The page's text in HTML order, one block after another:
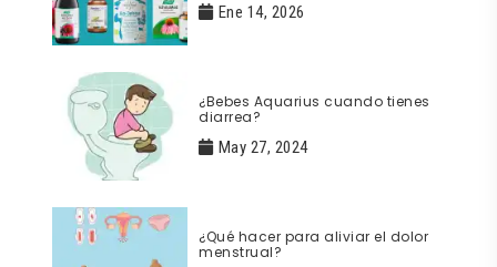
Ene 14, 2026
¿Bebes Aquarius cuando tienes
diarrea?
May 27, 2024
¿Qué hacer para aliviar el dolor
menstrual?